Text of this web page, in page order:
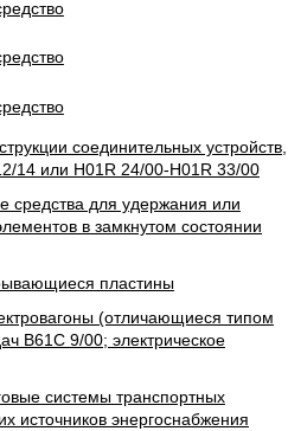
соединительных устройств,
14 или H01R 24/00-H01R 33/00
средства для удержания или
в замкнутом состоянии
пластины
(отличающиеся типом
B61C 9/00; электрическое
системы транспортных
источников энергоснабжения